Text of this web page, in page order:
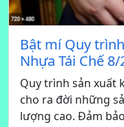
Bật mí Quy
Nhựa Tái Chế 8/
Quy trình sản xuất
cho ra đời những
lượng cao. Đảm